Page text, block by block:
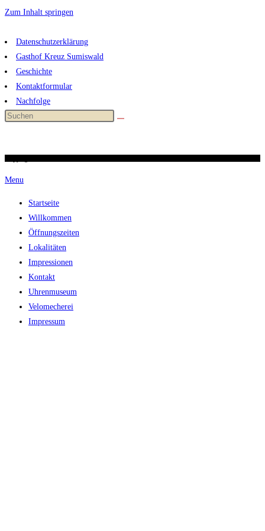
Zum Inhalt springen
Datenschutzerklärung
Gasthof Kreuz Sumiswald
Geschichte
Kontaktformular
Nachfolge
Menu
Startseite
Willkommen
Öffnungszeiten
Lokalitäten
Impressionen
Kontakt
Uhrenmuseum
Velomecherei
Impressum